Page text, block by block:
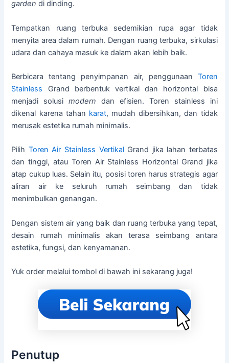
garden di dinding.
Tempatkan ruang terbuka sedemikian rupa agar tidak
menyita area dalam rumah. Dengan ruang terbuka, sirkulasi
udara dan cahaya masuk ke dalam akan lebih baik.
Berbicara tentang penyimpanan air, penggunaan Toren
Stainless Grand berbentuk vertikal dan horizontal bisa
menjadi solusimodern dan efisien. Toren stainless ini
dikenal karena tahan karat, mudah dibersihkan, dan tidak
merusak estetika rumah minimalis.
Pilih Toren Air Stainless VertikalGrand jika lahan terbatas
dan tinggi, atau Toren Air Stainless Horizontal Grand jika
atap cukup luas. Selain itu, posisi toren harus strategis agar
aliran air ke seluruh rumah seimbang dan tidak
menimbulkan genangan.
Dengan sistem air yang baik dan ruang terbuka yang tepat,
desain rumah minimalis akan terasa seimbang antara
estetika, fungsi, dan kenyamanan.
Yuk order melalui tombol di bawah ini sekarang juga!
Penutup